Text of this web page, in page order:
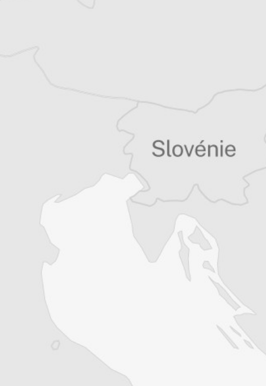
écrit principalement sur la littérature et la
Nikola Radić est doctorant en études
cinématographiques à l’Université de
Zurich. Critique de cinéma, écrivain et
traducteur, il a publié, dirigé et traduit
plusieurs ouvrages. En plus du cinéma, il
écrit principalement sur la littérature et la
musique.